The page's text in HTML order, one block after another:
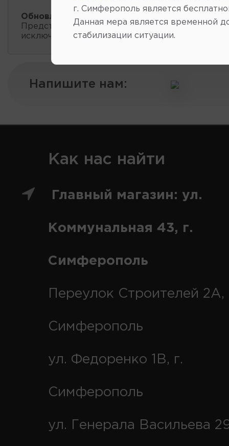
Обновление остатков и цен:
20:59 2026-08-06
Представленные данные о запчастях на этой
исключительно информационный характер.
Напишите нам:
Как нас найти
Главный магазин: ул.
Коммунальная 43, г.
Симферополь
Переулок Строителей 2А,
Симферополь
ул. Федоренко 1В, г.
Симферополь
ул. Генерала Васильева
г. Симферополь является
Данная мера является временной
стабилизации ситуации.